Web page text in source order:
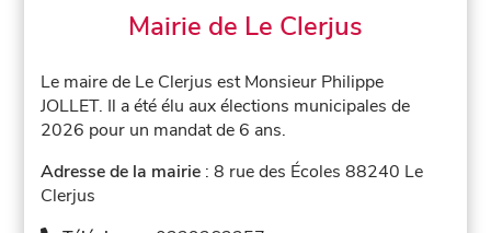
Mairie de Le Clerjus
Le maire de Le Clerjus est Monsieur Philippe
JOLLET. Il a été élu aux élections municipales de
2026 pour un mandat de 6 ans.
Adresse de la mairie : 8 rue des Écoles 88240 Le
Clerjus